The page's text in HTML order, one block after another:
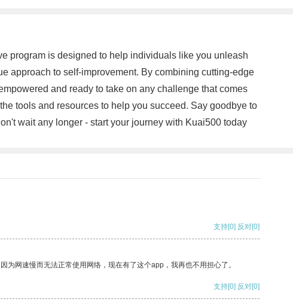
program is designed to help individuals like you unleash
approach to self-improvement. By combining cutting-edge
and ready to take on any challenge that comes
tools and resources to help you succeed. Say goodbye to
wait any longer - start your journey with Kuai500 today
支持[0] 反对[0]
网速慢而无法正常使用网络，现在有了这个app，我再也不用担心了。
支持[0] 反对[0]